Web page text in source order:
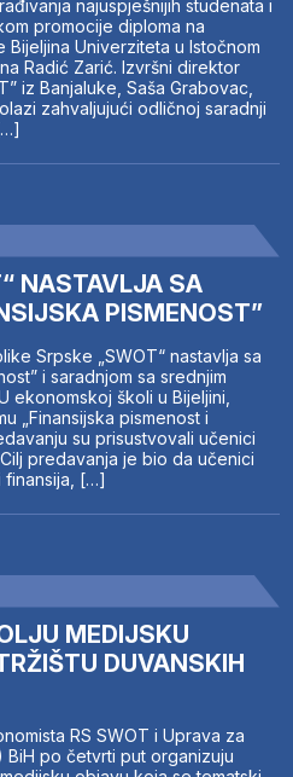
najuspješnijih studenata i
promocije diploma na
Univerziteta u Istočnom
Radić Zarić. Izvršni direktor
iz Banjaluke, Saša Grabovac,
zahvaljujući odličnoj saradnji
NASTAVLJA SA
PISMENOST”
Srpske „SWOT“ nastavlja sa
i saradnjom sa srednjim
ekonomskoj školi u Bijeljini,
„Finansijska pismenost i
su prisustvovali učenici
predavanja je bio da učenici
finansija, […]
MEDIJSKU
DUVANSKIH
RS SWOT i Uprava za
po četvrti put organizuju